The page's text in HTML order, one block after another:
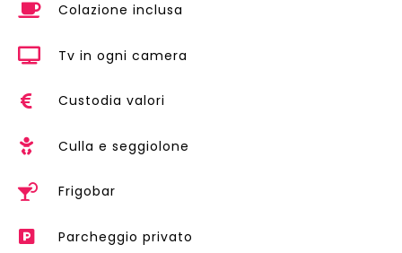
Colazione inclusa
Tv in ogni camera
Custodia valori
Culla e seggiolone
Frigobar
Parcheggio privato